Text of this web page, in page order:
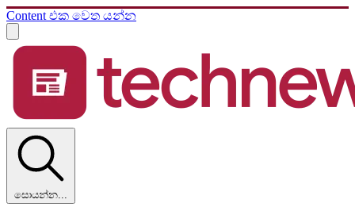
Content එක වෙත යන්න
සොයන්න...